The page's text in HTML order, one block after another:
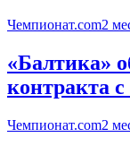
Чемпионат.com2
«Балтика»
контракта
Чемпионат.com2